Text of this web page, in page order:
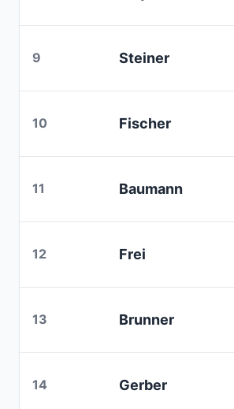
9 Steiner
10 Fischer
11 Baumann
12 Frei
13 Brunner
14 Gerber